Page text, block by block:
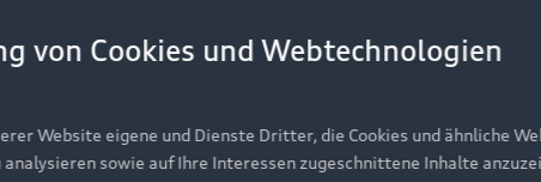
von Cookies und Webtechnologien
Website eigene und Dienste Dritter, die Cookies und ähnliche
analysieren sowie auf Ihre Interessen zugeschnittene Inhalte